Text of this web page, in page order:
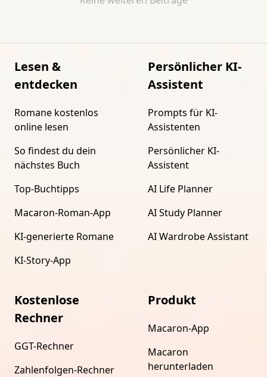
Lesen &
entdecken
Romane kostenlos
online lesen
So findest du dein
nächstes Buch
Top-Buchtipps
Macaron-Roman-App
KI-generierte Romane
KI-Story-App
Persönlicher KI-
Assistent
Prompts für KI-
Assistenten
Persönlicher KI-
Assistent
AI Life Planner
AI Study Planner
AI Wardrobe Assistant
Kostenlose
Rechner
GGT-Rechner
Zahlenfolgen-Rechner
Produkt
Macaron-App
Macaron
herunterladen